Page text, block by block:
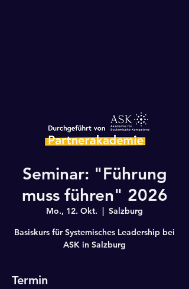
Seminar: "Führung
muss führen" 2026
Mo., 12. Okt.
  |
Salzburg
Basiskurs für Systemisches Leadership bei
ASK in Salzburg
Termin